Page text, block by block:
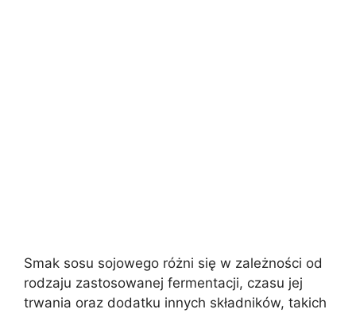
Smak sosu sojowego różni się w zależności od
rodzaju zastosowanej fermentacji, czasu jej
trwania oraz dodatku innych składników, takich